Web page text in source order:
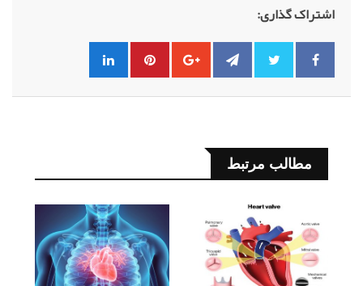
اشتراک گذاری:
مطالب مرتبط